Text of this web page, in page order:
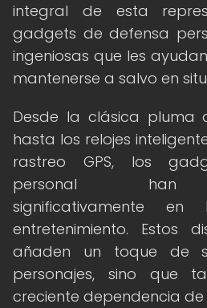
integral de esta
gadgets de defensa
ingeniosas que les
mantenerse a salvo en
Desde la clásica pluma
hasta los relojes
rastreo GPS, los
personal han
significativamente
entretenimiento. Estos
añaden un toque de
personajes, sino que
creciente dependencia